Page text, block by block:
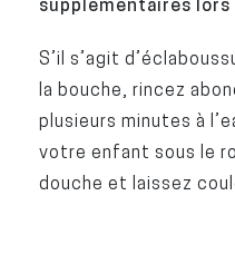
supplémentaires lors
S’il s’agit
la bouche, rincez
plusieurs minutes à
votre enfant sous le
douche et laissez